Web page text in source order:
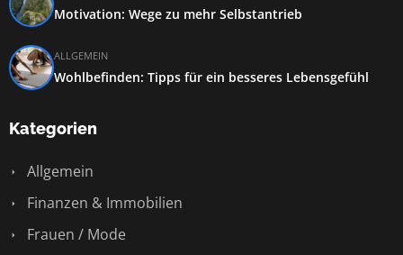
Motivation: Wege zu mehr Selbstantrieb
ALLGEMEIN
Wohlbefinden: Tipps für ein besseres Lebensgefühl
Kategorien
Allgemein
Finanzen & Immobilien
Frauen / Mode